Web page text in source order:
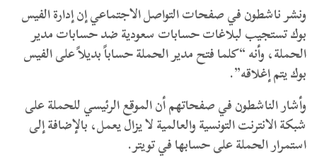
ونشر ناشطون في صفحات التواصل الاجتماعي إن إدارة الفيس
بوك تستجيب لبلاغات حسابات سعودية ضد حسابات مدير
الحملة، وأنه “كلما فتح مدير الحملة حساباً بديلاً على الفيس
بوك يتم إغلاقه”.
وأشار الناشطون في صفحاتهم أن الموقع الرئيسي للحملة على
شبكة الانترنت التونسية والعالمية لا يزال يعمل، بالإضافة إلى
استمرار الحملة على حسابها في تويتر.